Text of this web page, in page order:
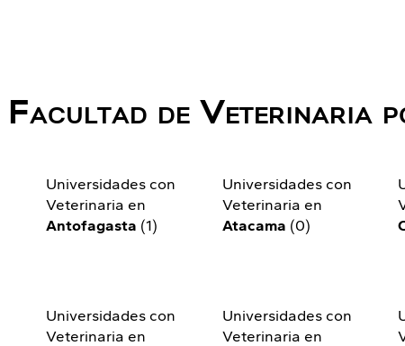
Facultad de Veterinaria
Universidades con
Veterinaria en
Antofagasta (1)
Universidades con
Veterinaria en
Atacama (0)
Universidades con
Veterinaria en
Universidades con
Veterinaria en